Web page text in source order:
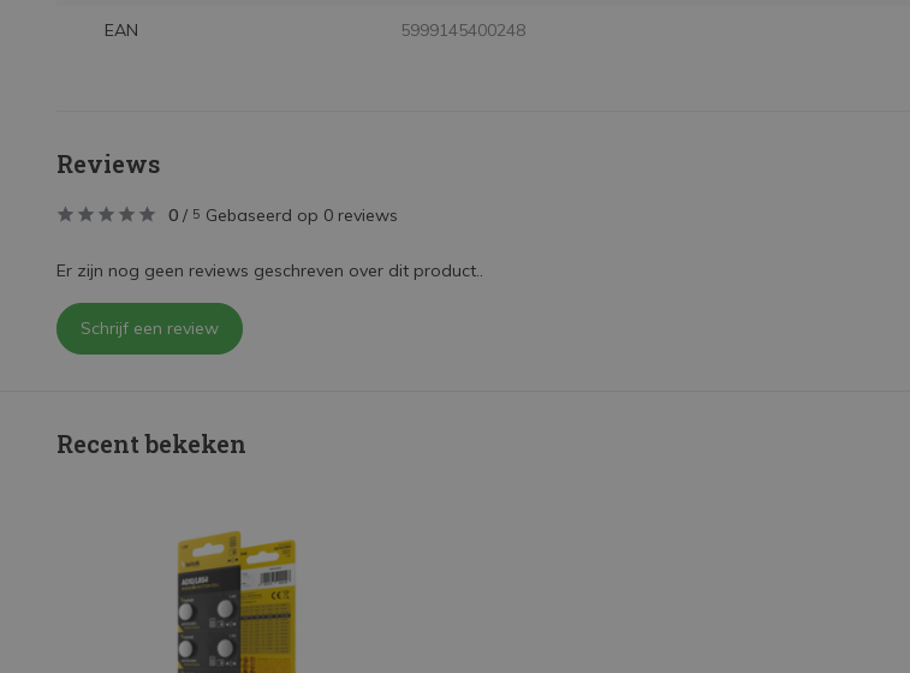
EAN 5999145400248
Reviews
0 / 5 Gebaseerd op 0 reviews
Er zijn nog geen reviews geschreven over dit product..
Schrijf een review
Recent bekeken